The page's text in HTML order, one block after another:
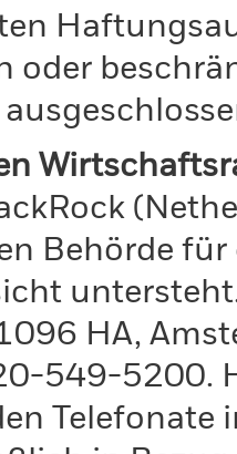
oder
Behörde
HA,
549-5200.
Telefonate